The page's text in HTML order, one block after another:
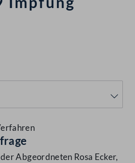
Abgeordneten Rosa Ecker,